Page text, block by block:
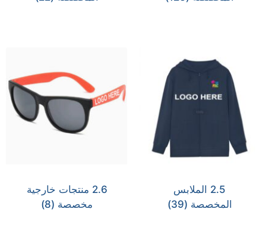
2.5 الملابس
المخصصة (39)
2.6 منتجات خارجية
مخصصة (8)